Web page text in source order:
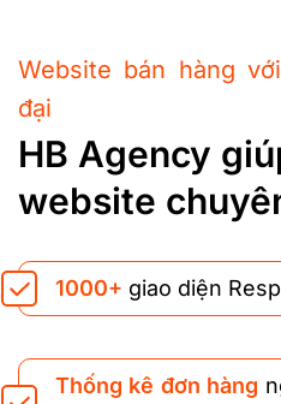
Website bán hàng
đại
HB Agency
website
1000+ giao diện
Thống kê đơn hàng